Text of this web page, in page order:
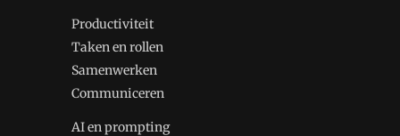
Productiviteit
Taken en rollen
Samenwerken
Communiceren
AI en prompting